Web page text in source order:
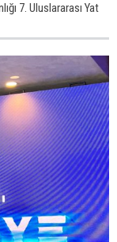
7. Uluslararası Yat